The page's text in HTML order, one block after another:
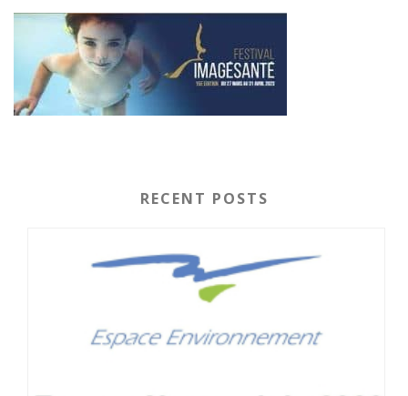
RECENT POSTS